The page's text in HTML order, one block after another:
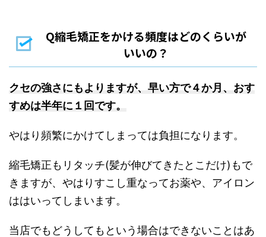
Q縮毛矯正をかける頻度はどのくらいが
いいの？
クセの強さにもよりますが、早い方で４か月、おす
すめは半年に１回です。
やはり頻繁にかけてしまっては負担になります。
縮毛矯正もリタッチ(髪が伸びてきたとこだけ)もで
きますが、やはりすこし重なってお薬や、アイロン
ははいってしまいます。
当店でもどうしてもという場合はできないことはあ